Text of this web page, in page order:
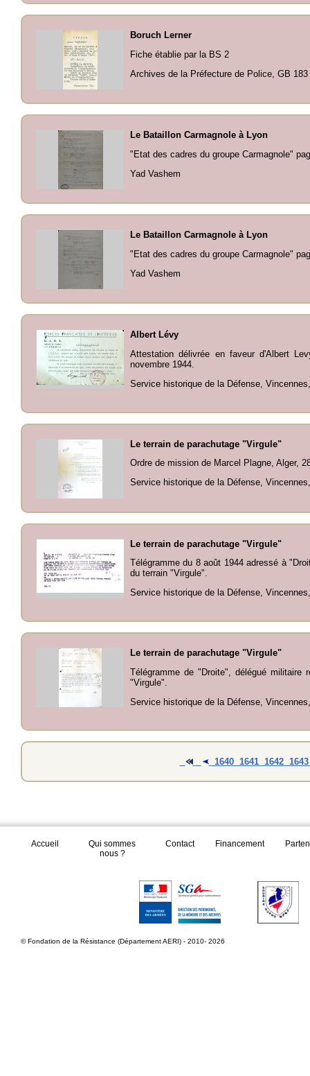
Boruch Lerner
Fiche établie par la BS 2
Archives de la Préfecture de Police, GB 183
Le Bataillon Carmagnole à Lyon
"Etat des cadres du groupe Carmagnole"
Yad Vashem
Le Bataillon Carmagnole à Lyon
"Etat des cadres du groupe Carmagnole"
Yad Vashem
Albert Lévy
Attestation délivrée en faveur d'Albert
novembre 1944.
Service historique de la Défense,
Le terrain de parachutage "Virgule"
Ordre de mission de Marcel Plagne, Alger,
Service historique de la Défense,
Le terrain de parachutage "Virgule"
Télégramme du 8 août 1944 adressé à
du terrain "Virgule".
Service historique de la Défense,
Le terrain de parachutage "Virgule"
Télégramme de "Droite", délégué
"Virgule".
Service historique de la Défense,
1640 1641 1642
Accueil
Qui sommes
nous ?
Contact Financement
© Fondation de la Résistance (Département AERI) - 2010- 2026